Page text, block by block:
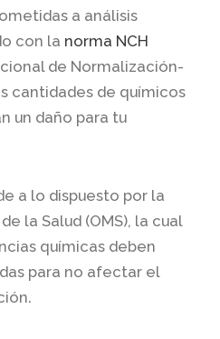
a análisis
con la norma NCH
de Normalización-
cantidades de químicos
un daño para tu
a lo dispuesto por la
la Salud (OMS), la cual
químicas deben
para no afectar el